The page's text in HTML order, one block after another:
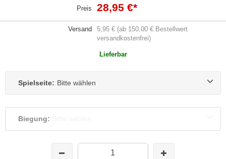
Preis 28,95 €*
Versand
5,95 € (ab 150,00 € Bestellwert
versandkostenfrei)
Lieferbar
Spielseite: Bitte wählen
Biegung: